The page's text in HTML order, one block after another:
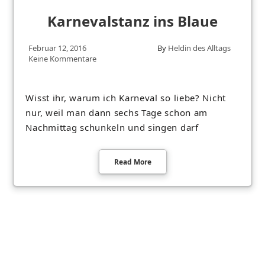
Karnevalstanz ins Blaue
Februar 12, 2016 By Heldin des Alltags
Keine Kommentare
Wisst ihr, warum ich Karneval so liebe? Nicht
nur, weil man dann sechs Tage schon am
Nachmittag schunkeln und singen darf
Read More